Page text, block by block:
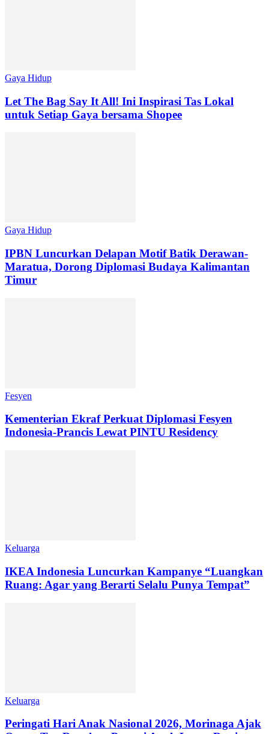
Gaya Hidup
Let The Bag Say It All! Ini Inspirasi Tas Lokal
untuk Setiap Gaya bersama Shopee
Gaya Hidup
IPBN Luncurkan Delapan Motif Batik Derawan-
Maratua, Dorong Diplomasi Budaya Kalimantan
Timur
Fesyen
Kementerian Ekraf Perkuat Diplomasi Fesyen
Indonesia-Prancis Lewat PINTU Residency
Keluarga
IKEA Indonesia Luncurkan Kampanye “Luangkan
Ruang: Agar yang Berarti Selalu Punya Tempat”
Keluarga
Peringati Hari Anak Nasional 2026, Morinaga Ajak